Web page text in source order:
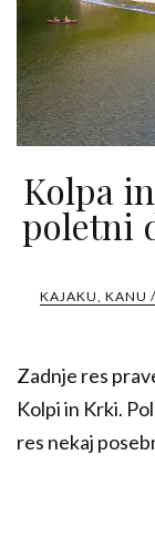
Kolpa
poletni
KAJAKU, KANU
Zadnje res
Kolpi in Krki.
res nekaj